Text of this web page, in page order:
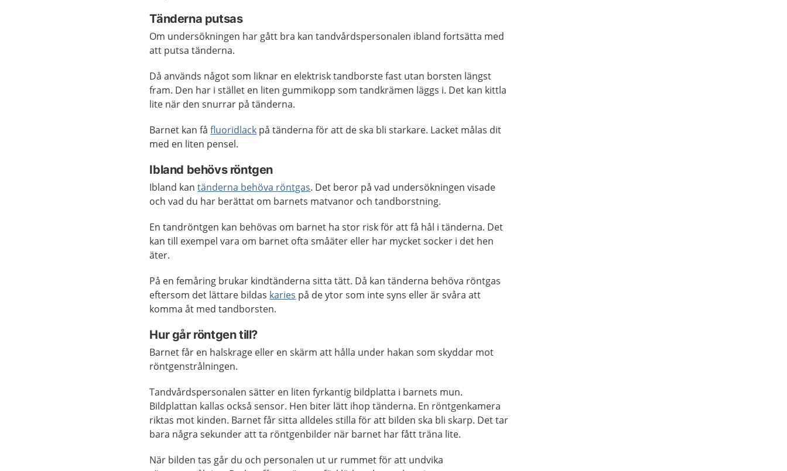
Tänderna putsas
Om undersökningen har gått bra kan tandvårdspersonalen ibland fortsätta med
att putsa tänderna.
Då används något som liknar en elektrisk tandborste fast utan borsten längst
fram. Den har i stället en liten gummikopp som tandkrämen läggs i. Det kan kittla
lite när den snurrar på tänderna.
Barnet kan fåfluoridlack på tänderna för att de ska bli starkare. Lacket målas dit
med en liten pensel.
Ibland behövs röntgen
Ibland kantänderna behöva röntgas. Det beror på vad undersökningen visade
och vad du har berättat om barnets matvanor och tandborstning.
En tandröntgen kan behövas om barnet ha stor risk för att få hål i tänderna. Det
kan till exempel vara om barnet ofta småäter eller har mycket socker i det hen
äter.
På en femåring brukar kindtänderna sitta tätt. Då kan tänderna behöva röntgas
eftersom det lättare bildas karies på de ytor som inte syns eller är svåra att
komma åt med tandborsten.
Hur går röntgen till?
Barnet får en halskrage eller en skärm att hålla under hakan som skyddar mot
röntgenstrålningen.
Tandvårdspersonalen sätter en liten fyrkantig bildplatta i barnets mun.
Bildplattan kallas också sensor. Hen biter lätt ihop tänderna. En röntgenkamera
riktas mot kinden. Barnet får sitta alldeles stilla för att bilden ska bli skarp. Det tar
bara några sekunder att ta röntgenbilder när barnet har fått träna lite.
När bilden tas går du och personalen ut ur rummet för att undvika